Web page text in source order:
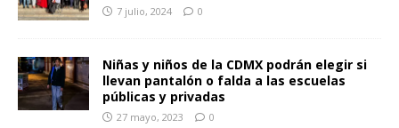
7 julio, 2024 0
Niñas y niños de la CDMX podrán elegir si
llevan pantalón o falda a las escuelas
públicas y privadas
27 mayo, 2023 0